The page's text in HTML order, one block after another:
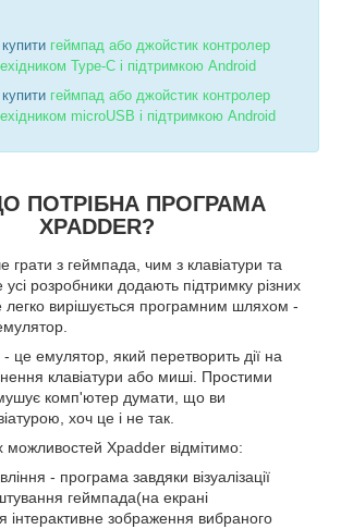
геймпад або джойстик контролер
Type-C і підтримкою Android
геймпад або джойстик контролер
microUSB і підтримкою Android
ПОТРІБНА ПРОГРАМА
XPADDER?
грати з геймпада, чим з клавіатури та
розробники додають підтримку різних
легко вирішується програмним шляхом -
це емулятор, який перетворить дії на
клавіатури або миші. Простими
комп'ютер думати, що ви
хоч це і не так.
можливостей Xpadder відмітимо:
- програма завдяки візуалізації
геймпада(на екрані
інтерактивне зображення вибраного